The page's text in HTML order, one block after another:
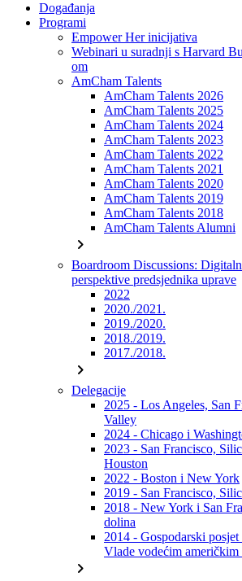
Događanja
Programi
Empower Her inicijativa
Webinari u suradnji s Harvard
om
AmCham Talents
AmCham Talents 2026
AmCham Talents 2025
AmCham Talents 2024
AmCham Talents 2023
AmCham Talents 2022
AmCham Talents 2021
AmCham Talents 2020
AmCham Talents 2019
AmCham Talents 2018
AmCham Talents Alumni
chevron_right
Boardroom Discussions:
perspektive predsjednika uprave
2022
2020./2021.
2019./2020.
2018./2019.
2017./2018.
chevron_right
Delegacije
2025 - Los Angeles, San
Valley
2024 - Chicago i
2023 - San Francisco,
Houston
2022 - Boston i New York
2019 - San Francisco,
2018 - New York i San
dolina
2014 - Gospodarski
Vlade vodećim
chevron_right